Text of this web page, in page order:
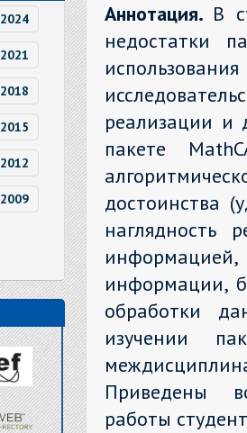
2024
2021
2018
2015
2012
2009
Аннотация. В
недостатки
реализации и
пакете
достоинства
наглядность
информации,
обработки
изучении
Приведены
работы